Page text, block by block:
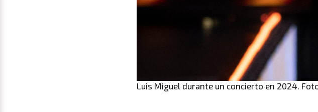
Luis Miguel durante un concierto en 2024.